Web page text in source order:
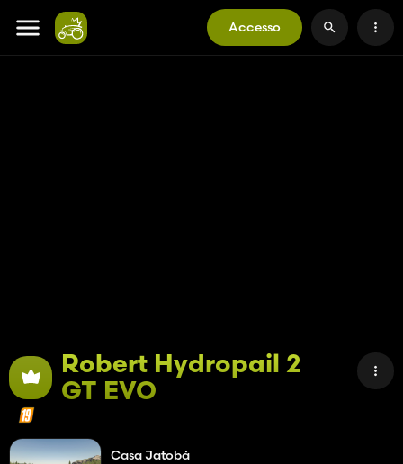
Accesso
Robert Hydropail 2
GT EVO
Casa Jatobá